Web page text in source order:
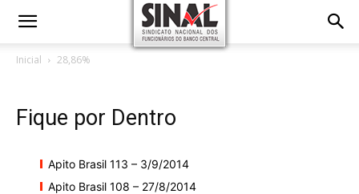
Inicial 28,86%
Fique por Dentro
Apito Brasil 113 – 3/9/2014
Apito Brasil 108 – 27/8/2014